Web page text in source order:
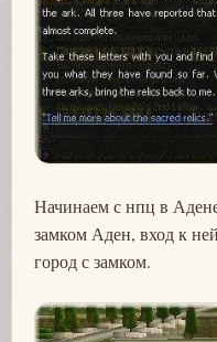
Начинаем с нпц в
замком Аден, вход к
город с замком.